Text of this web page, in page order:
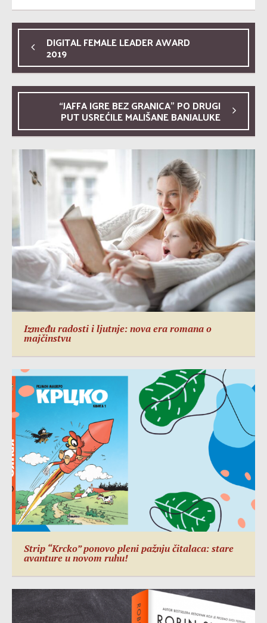
DIGITAL FEMALE LEADER AWARD
2019
“JAFFA IGRE BEZ GRANICA” PO DRUGI
PUT USREĆILE MALIŠANE BANJALUKE
Između radosti i ljutnje: nova era romana o
majčinstvu
Strip “Krcko” ponovo pleni pažnju čitalaca: stare
avanture u novom ruhu!